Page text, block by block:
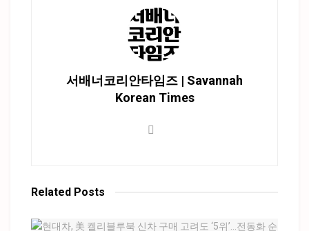
서배너코리안타임즈 | Savannah
Korean Times
Related Posts